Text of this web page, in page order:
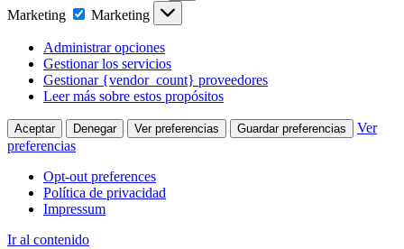
Marketing
Marketing
Administrar opciones
Gestionar los servicios
Gestionar {vendor_count} proveedores
Leer más sobre estos propósitos
Aceptar Denegar Ver preferencias Guardar preferencias
Ver
preferencias
Opt-out preferences
Política de privacidad
Impressum
Ir al contenido